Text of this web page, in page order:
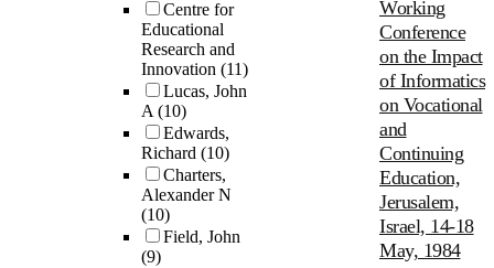
Centre for
Educational
Research and
Innovation (11)
Lucas, John
A(10)
Edwards,
Richard (10)
Charters,
Alexander N
(10)
Field, John
(9)
Working
Conference
on the Impact
of Informatics
on Vocational
and
Continuing
Education,
Jerusalem,
Israel, 14-18
May, 1984